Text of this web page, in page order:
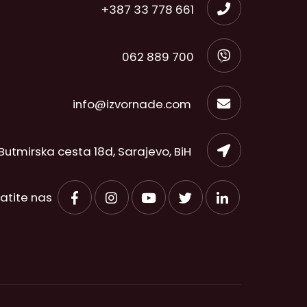
+387 33 778 661
062 889 700
info@izvornade.com
cesta 18d, Sarajevo, BiH
nas